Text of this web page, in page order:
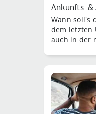
Ankunfts- &
festlegen
Wann soll's
dem letzten
auch in der